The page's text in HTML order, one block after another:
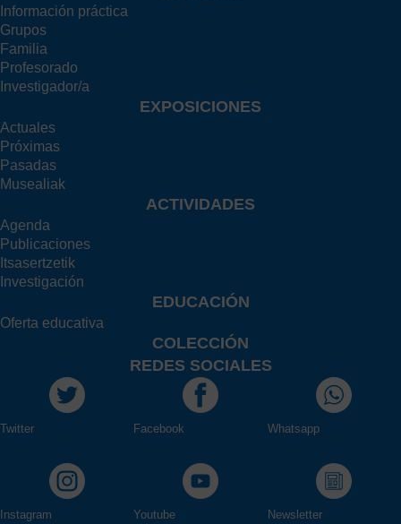
Información práctica
Grupos
Familia
Profesorado
Investigador/a
EXPOSICIONES
Actuales
Próximas
Pasadas
Musealiak
ACTIVIDADES
Agenda
Publicaciones
Itsasertzetik
Investigación
EDUCACIÓN
Oferta educativa
COLECCIÓN
REDES SOCIALES
Twitter Facebook Whatsapp
Instagram Youtube Newsletter